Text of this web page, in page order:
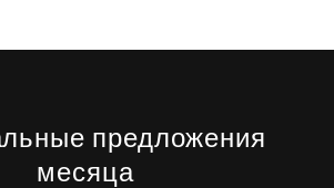
предложения
месяца